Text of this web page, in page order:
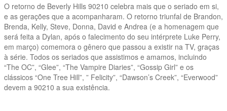
O retorno de Beverly Hills 90210 celebra mais que o seriado em si,
e as gerações que a acompanharam. O retorno triunfal de Brandon,
Brenda, Kelly, Steve, Donna, David e Andrea (e a homenagem que
será feita a Dylan, após o falecimento do seu intérprete Luke Perry,
em março) comemora o gênero que passou a existir na TV, graças
à série. Todos os seriados que assistimos e amamos, incluindo
“The OC”, “Glee”, “The Vampire Diaries”, “Gossip Girl” e os
clássicos “One Tree Hill”, ” Felicity”, “Dawson’s Creek”, “Everwood”
devem a 90210 a sua existência.